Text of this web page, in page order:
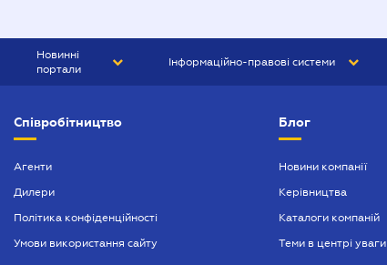
Новинні
портали
БІЗНЕС
Інформаційно-правові системи
БУХГАЛТЕР ПРОФ
Співробітництво
Агенти
Дилери
Політика конфіденційності
Умови використання сайту
Блог
Новини компанії
Керівництва
Каталоги компаній
Теми в центрі уваги